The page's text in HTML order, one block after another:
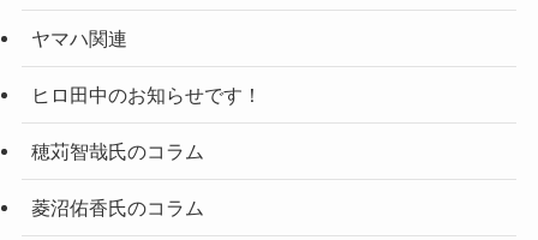
ヤマハ関連
ヒロ田中のお知らせです！
穂苅智哉氏のコラム
菱沼佑香氏のコラム